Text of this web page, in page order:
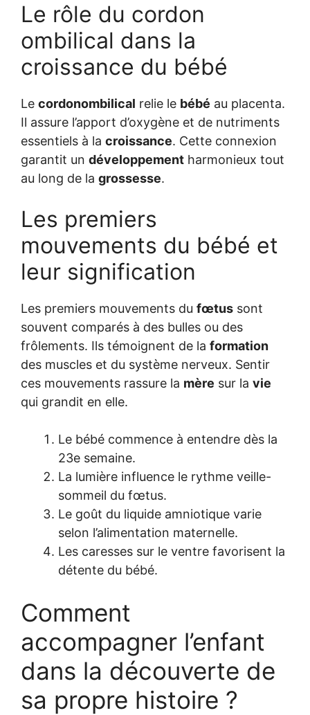
Le rôle du cordon
ombilical dans la
croissance du bébé
Le cordonombilical relie le bébé au placenta.
Il assure l’apport d’oxygène et de nutriments
essentiels à la croissance. Cette connexion
garantit un développement harmonieux tout
au long de la grossesse.
Les premiers
mouvements du bébé et
leur signification
Les premiers mouvements du fœtus sont
souvent comparés à des bulles ou des
frôlements. Ils témoignent de la formation
des muscles et du système nerveux. Sentir
ces mouvements rassure la mère sur la vie
qui grandit en elle.
Le bébé commence à entendre dès la
23e semaine.
La lumière influence le rythme veille-
sommeil du fœtus.
Le goût du liquide amniotique varie
selon l’alimentation maternelle.
Les caresses sur le ventre favorisent la
détente du bébé.
Comment
accompagner l’enfant
dans la découverte de
sa propre histoire ?